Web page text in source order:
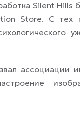
Silent Hills
Store. С тех
ассоциации